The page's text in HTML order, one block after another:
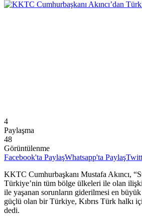
4
Paylaşma
48
Görüntülenme
Facebook'ta PaylaşWhatsapp'ta Paylaş
KKTC Cumhurbaşkanı Mustafa Akıncı,
Türkiye’nin tüm bölge ülkeleri ile olan
ile yaşanan sorunların giderilmesi en
güçlü olan bir Türkiye, Kıbrıs Türk halkı
dedi.